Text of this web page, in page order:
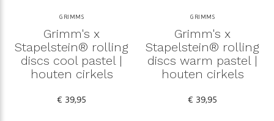
GRIMMS
Grimm's x
Stapelstein® rolling
discs cool pastel |
houten cirkels
€ 39,95
GRIMMS
Grimm's x
Stapelstein® rolling
discs warm pastel |
houten cirkels
€ 39,95